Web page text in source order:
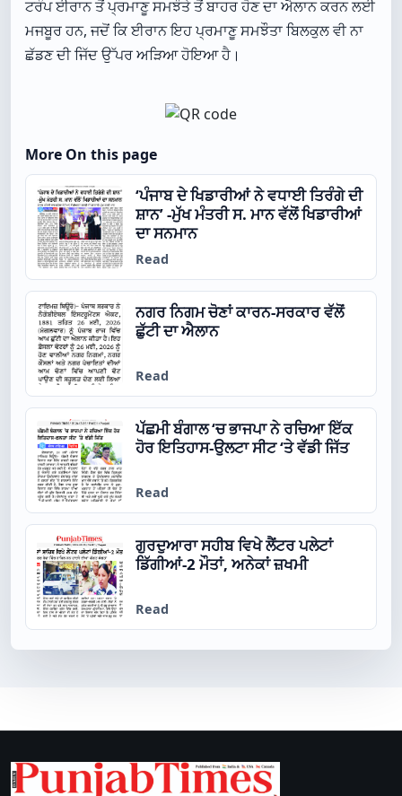
ਟਰੰਪ ਈਰਾਨ ਤੋਂ ਪ੍ਰਮਾਣੂ ਸਮਝੌਤੇ ਤੋਂ ਬਾਹਰ ਹੋਣ ਦਾ ਐਲਾਨ ਕਰਨ ਲਈ
ਮਜਬੂਰ ਹਨ, ਜਦੋਂ ਕਿ ਈਰਾਨ ਇਹ ਪ੍ਰਮਾਣੂ ਸਮਝੌਤਾ ਬਿਲਕੁਲ ਵੀ ਨਾ
ਛੱਡਣ ਦੀ ਜਿੱਦ ਉੱਪਰ ਅੜਿਆ ਹੋਇਆ ਹੈ।
More On this page
‘ਪੰਜਾਬ ਦੇ ਖਿਡਾਰੀਆਂ ਨੇ ਵਧਾਈ ਤਿਰੰਗੇ ਦੀ
ਸ਼ਾਨ’ -ਮੁੱਖ ਮੰਤਰੀ ਸ. ਮਾਨ ਵੱਲੋਂ ਖਿਡਾਰੀਆਂ
ਦਾ ਸਨਮਾਨ
Read
ਨਗਰ ਨਿਗਮ ਚੋਣਾਂ ਕਾਰਨ-ਸਰਕਾਰ ਵੱਲੋਂ
ਛੁੱਟੀ ਦਾ ਐਲਾਨ
Read
ਪੱਛਮੀ ਬੰਗਾਲ ‘ਚ ਭਾਜਪਾ ਨੇ ਰਚਿਆ ਇੱਕ
ਹੋਰ ਇਤਿਹਾਸ-ਉਲਟਾ ਸੀਟ ‘ਤੇ ਵੱਡੀ ਜਿੱਤ
Read
ਗੁਰਦੁਆਰਾ ਸਹੀਬ ਵਿਖੇ ਲੈਂਟਰ ਪਲੇਟਾਂ
ਡਿੱਗੀਆਂ-2 ਮੌਤਾਂ, ਅਨੇਕਾਂ ਜ਼ਖਮੀ
Read